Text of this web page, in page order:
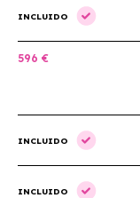
INCLUIDO
596 €
INCLUIDO
INCLUIDO